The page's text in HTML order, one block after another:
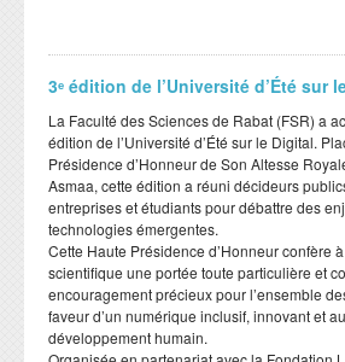
3ᵉ édition de l’Université d’Été sur
​La Faculté des Sciences de Rabat (FSR) a
édition de l’Université d’Été sur le Digital.
Présidence d’Honneur de Son Altesse
Asmaa, cette édition a réuni décideurs
entreprises et étudiants pour débattre des
technologies émergentes.
​Cette Haute Présidence d’Honneur confère
scientifique une portée toute particulière et
encouragement précieux pour l’ensemble
faveur d’un numérique inclusif, innovant et
développement humain.